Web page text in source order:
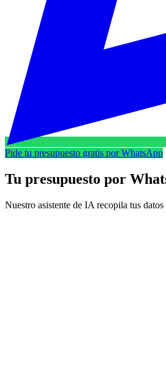
Pide tu presupuesto gratis por WhatsApp
Tu presupuesto por
Nuestro asistente de IA recopila tus